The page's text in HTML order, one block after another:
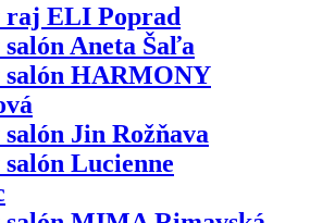
raj ELI Poprad
Aneta Šaľa
salón HARMONY
Jin Rožňava
Lucienne